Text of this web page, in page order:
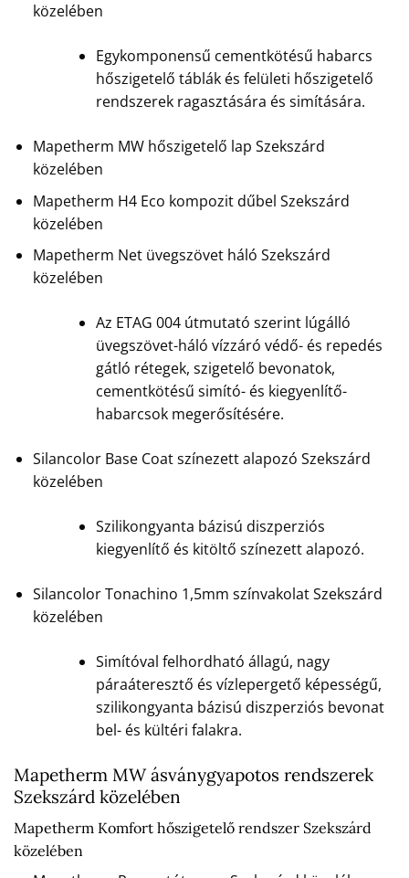
közelében
Egykomponensű cementkötésű habarcs
hőszigetelő táblák és felületi hőszigetelő
rendszerek ragasztására és simítására.
Mapetherm MW hőszigetelő lap Szekszárd
közelében
Mapetherm H4 Eco kompozit dűbel Szekszárd
közelében
Mapetherm Net üvegszövet háló Szekszárd
közelében
Az ETAG 004 útmutató szerint lúgálló
üvegszövet-háló vízzáró védő- és repedés
gátló rétegek, szigetelő bevonatok,
cementkötésű simító- és kiegyenlítő-
habarcsok megerősítésére.
Silancolor Base Coat színezett alapozó Szekszárd
közelében
Szilikongyanta bázisú diszperziós
kiegyenlítő és kitöltő színezett alapozó.
Silancolor Tonachino 1,5mm színvakolat Szekszárd
közelében
Simítóval felhordható állagú, nagy
páraáteresztő és vízlepergető képességű,
szilikongyanta bázisú diszperziós bevonat
bel- és kültéri falakra.
Mapetherm MW ásványgyapotos rendszerek
Szekszárd közelében
Mapetherm Komfort hőszigetelő rendszer Szekszárd
közelében